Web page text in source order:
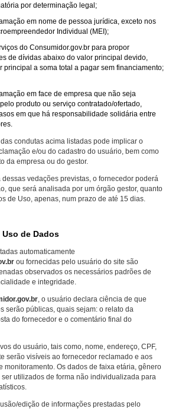
por determinação legal;
em nome de pessoa jurídica, exceto nos
Individual (MEI);
do Consumidor.gov.br para propor
de dívidas abaixo do valor principal devido,
principal a soma total a pagar sem financiamento;
em face de empresa que não seja
produto ou serviço contratado/ofertado,
em que há responsabilidade solidária entre
condutas acima listadas pode implicar o
e/ou do cadastro do usuário, bem como
da empresa ou do gestor.
vedações previstas, o fornecedor poderá
que será analisada por um órgão gestor, quanto
de Uso, apenas, num prazo de até 15 dias.
de Dados
automaticamente
ou fornecidas pelo usuário do site são
observados os necessários padrões de
e integridade.
, o usuário declara ciência de que
serão públicas, quais sejam: o relato da
do fornecedor e o comentário final do
do usuário, tais como, nome, endereço, CPF,
serão visíveis ao fornecedor reclamado e aos
monitoramento. Os dados de faixa etária, gênero
utilizados de forma não individualizada para
edição de informações prestadas pelo